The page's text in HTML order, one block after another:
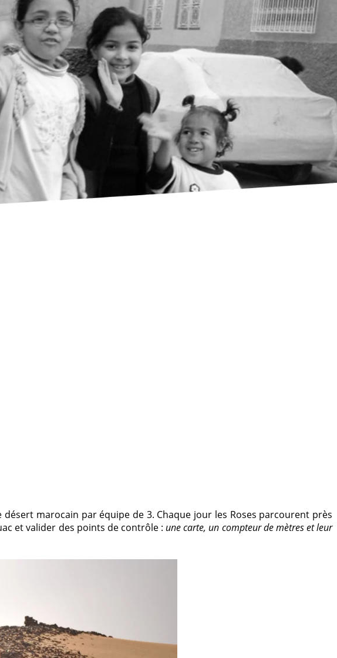
marocain par équipe de 3. Chaque jour les Roses parcourent près
et valider des points de contrôle : une carte, un compteur de mètres et leur